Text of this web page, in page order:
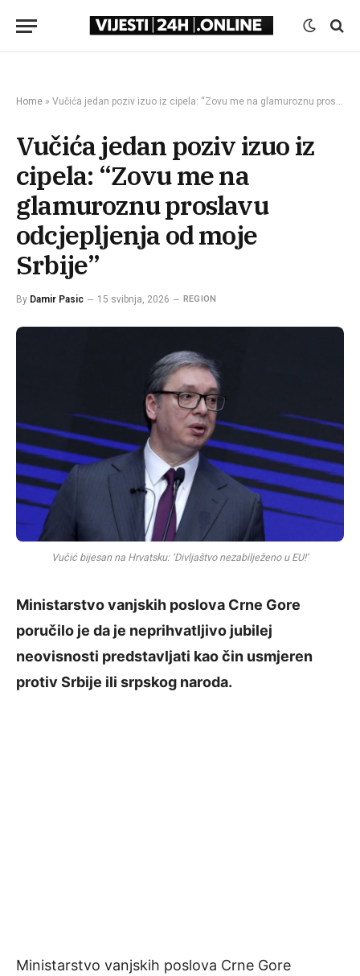
Home » Vučića jedan poziv izuo iz cipela: “Zovu me na glamuroznu proslavu odcjepljenja od moje Srbije”
Vučića jedan poziv izuo iz
cipela: “Zovu me na
glamuroznu proslavu
odcjepljenja od moje
Srbije”
By Damir Pasic 15 svibnja, 2026 REGION
Vučić bijesan na Hrvatsku: ‘Divljaštvo nezabilježeno u EU!‘
Ministarstvo vanjskih poslova Crne Gore
poručilo je da je neprihvatljivo jubilej
neovisnosti predstavljati kao čin usmjeren
protiv Srbije ili srpskog naroda.
Ministarstvo vanjskih poslova Crne Gore